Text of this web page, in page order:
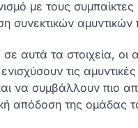
με τους συμπαίκτες
συνεκτικών
σε αυτά τα στοιχεία, οι
τις
να συμβάλλουν πιο
απόδοση της ομάδας